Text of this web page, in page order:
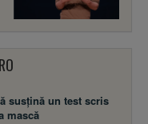
susţină un test scris
mască